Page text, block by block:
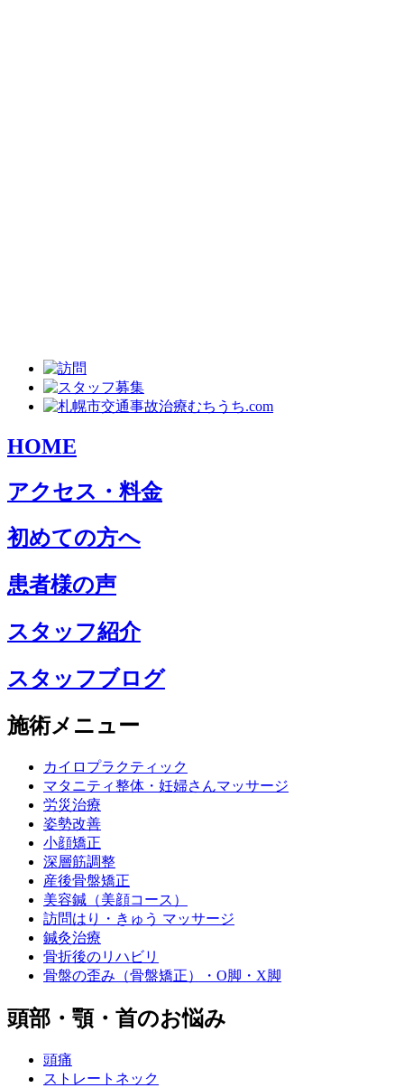
HOME
アクセス・料金
初めての方へ
患者様の声
スタッフ紹介
スタッフブログ
施術メニュー
カイロプラクティック
マタニティ整体・妊婦さんマッサージ
労災治療
姿勢改善
小顔矯正
深層筋調整
産後骨盤矯正
美容鍼（美顔コース）
訪問はり・きゅう マッサージ
鍼灸治療
骨折後のリハビリ
骨盤の歪み（骨盤矯正）・O脚・X脚
頭部・顎・首のお悩み
頭痛
ストレートネック